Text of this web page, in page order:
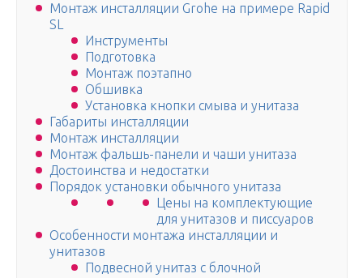
Монтаж инсталляции Grohe на примере Rapid
SL
Инструменты
Подготовка
Монтаж поэтапно
Обшивка
Установка кнопки смыва и унитаза
Габариты инсталляции
Монтаж инсталляции
Монтаж фальшь-панели и чаши унитаза
Достоинства и недостатки
Порядок установки обычного унитаза
Цены на комплектующие
для унитазов и писсуаров
Особенности монтажа инсталляции и
унитазов
Подвесной унитаз с блочной